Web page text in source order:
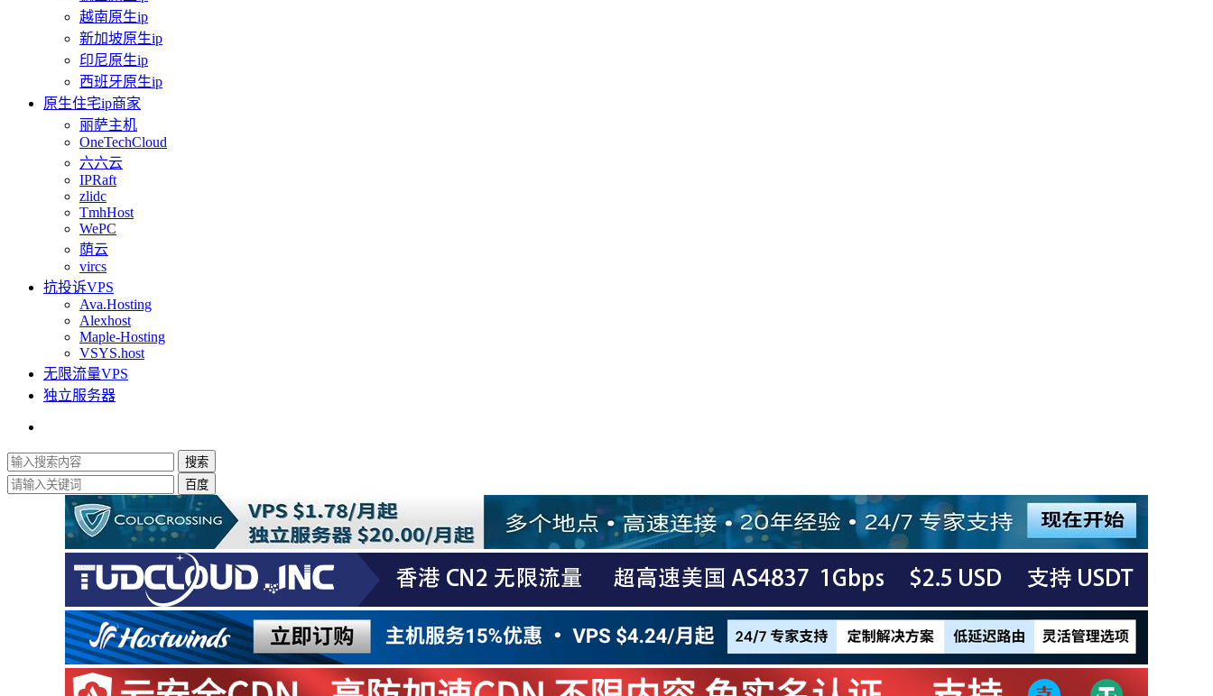
越南原生ip
新加坡原生ip
印尼原生ip
西班牙原生ip
原生住宅ip商家
丽萨主机
OneTechCloud
六六云
IPRaft
zlidc
TmhHost
WePC
荫云
vircs
抗投诉VPS
Ava.Hosting
Alexhost
Maple-Hosting
VSYS.host
无限流量VPS
独立服务器